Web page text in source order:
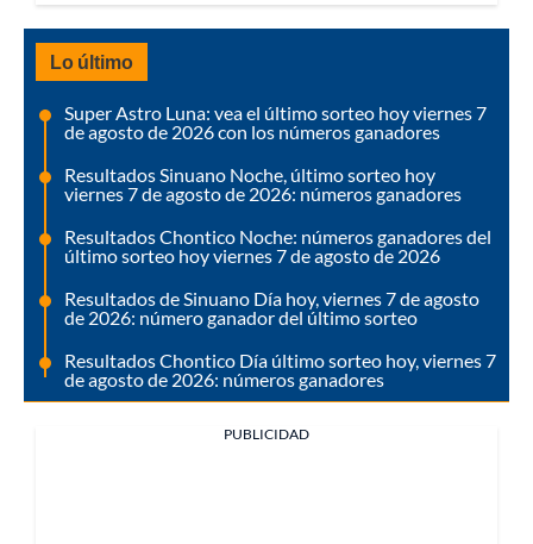
Lo último
Super Astro Luna: vea el último sorteo hoy viernes 7
de agosto de 2026 con los números ganadores
Resultados Sinuano Noche, último sorteo hoy
viernes 7 de agosto de 2026: números ganadores
Resultados Chontico Noche: números ganadores del
último sorteo hoy viernes 7 de agosto de 2026
Resultados de Sinuano Día hoy, viernes 7 de agosto
de 2026: número ganador del último sorteo
Resultados Chontico Día último sorteo hoy, viernes 7
de agosto de 2026: números ganadores
PUBLICIDAD